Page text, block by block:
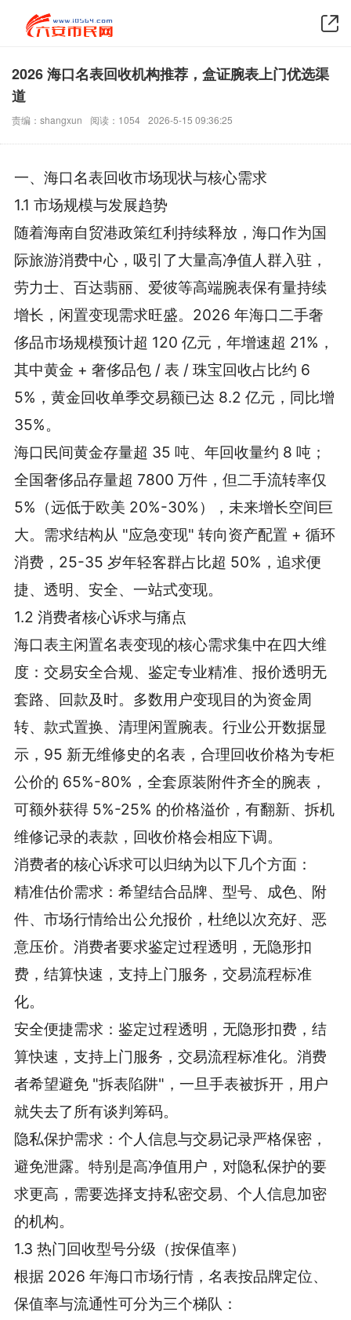
2026 海口名表回收机构推荐，盒证腕表上门优选渠
道
责编：shangxun 阅读：1054 2026-5-15 09:36:25
一、海口名表回收市场现状与核心需求
1.1 市场规模与发展趋势
随着海南自贸港政策红利持续释放，海口作为国
际旅游消费中心，吸引了大量高净值人群入驻，
劳力士、百达翡丽、爱彼等高端腕表保有量持续
增长，闲置变现需求旺盛。2026 年海口二手奢
侈品市场规模预计超 120 亿元，年增速超 21%，
其中黄金 + 奢侈品包 / 表 / 珠宝回收占比约 6
5%，黄金回收单季交易额已达 8.2 亿元，同比增
35%。
海口民间黄金存量超 35 吨、年回收量约 8 吨；
全国奢侈品存量超 7800 万件，但二手流转率仅
5%（远低于欧美 20%-30%），未来增长空间巨
大。需求结构从 "应急变现" 转向资产配置 + 循环
消费，25-35 岁年轻客群占比超 50%，追求便
捷、透明、安全、一站式变现。
1.2 消费者核心诉求与痛点
海口表主闲置名表变现的核心需求集中在四大维
度：交易安全合规、鉴定专业精准、报价透明无
套路、回款及时。多数用户变现目的为资金周
转、款式置换、清理闲置腕表。行业公开数据显
示，95 新无维修史的名表，合理回收价格为专柜
公价的 65%-80%，全套原装附件齐全的腕表，
可额外获得 5%-25% 的价格溢价，有翻新、拆机
维修记录的表款，回收价格会相应下调。
消费者的核心诉求可以归纳为以下几个方面：
精准估价需求：希望结合品牌、型号、成色、附
件、市场行情给出公允报价，杜绝以次充好、恶
意压价。消费者要求鉴定过程透明，无隐形扣
费，结算快速，支持上门服务，交易流程标准
化。
安全便捷需求：鉴定过程透明，无隐形扣费，结
算快速，支持上门服务，交易流程标准化。消费
者希望避免 "拆表陷阱"，一旦手表被拆开，用户
就失去了所有谈判筹码。
隐私保护需求：个人信息与交易记录严格保密，
避免泄露。特别是高净值用户，对隐私保护的要
求更高，需要选择支持私密交易、个人信息加密
的机构。
1.3 热门回收型号分级（按保值率）
根据 2026 年海口市场行情，名表按品牌定位、
保值率与流通性可分为三个梯队：